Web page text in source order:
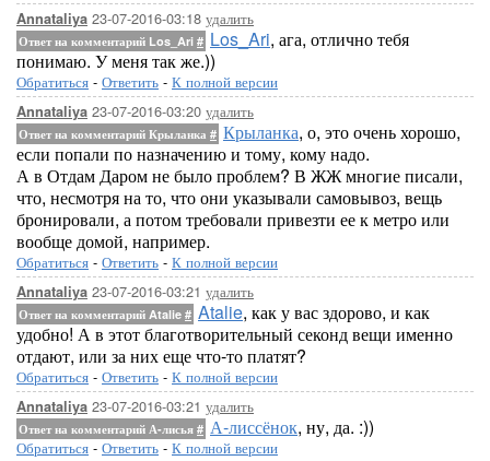
Annataliya 23-07-2016-03:18 удалить
Ответ на комментарий Los_Ari # Los_Ari, ага, отлично тебя
понимаю. У меня так же.))
Обратиться - Ответить - К полной версии
Annataliya 23-07-2016-03:20 удалить
Ответ на комментарий Крыланка # Крыланка, о, это очень хорошо,
если попали по назначению и тому, кому надо.
А в Отдам Даром не было проблем? В ЖЖ многие писали,
что, несмотря на то, что они указывали самовывоз, вещь
бронировали, а потом требовали привезти ее к метро или
вообще домой, например.
Обратиться - Ответить - К полной версии
Annataliya 23-07-2016-03:21 удалить
Ответ на комментарий Atalie # Atalie, как у вас здорово, и как
удобно! А в этот благотворительный секонд вещи именно
отдают, или за них еще что-то платят?
Обратиться - Ответить - К полной версии
Annataliya 23-07-2016-03:21 удалить
Ответ на комментарий А-лисья # А-лиссёнок, ну, да. :))
Обратиться - Ответить - К полной версии